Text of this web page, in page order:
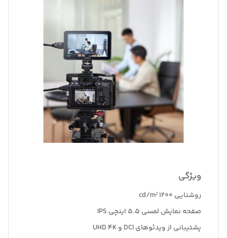
ویژگی
روشنایی 1200 cd/m²
صفحه نمایش لمسی 5.5 اینچی IPS
پشتیبانی از ویدئوهای DCI و UHD 4K